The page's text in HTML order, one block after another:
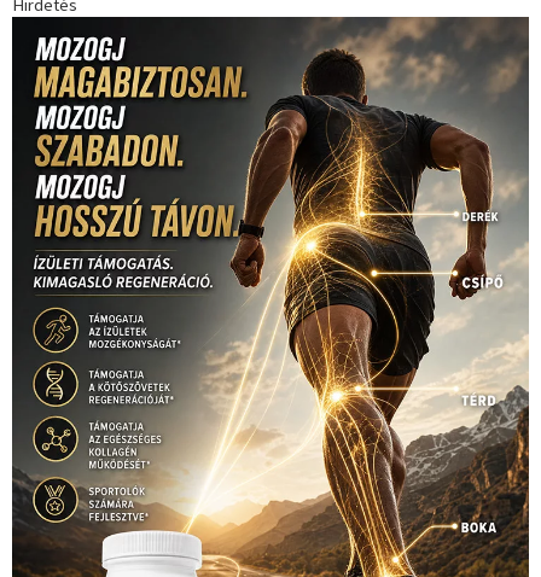
(181)Jégkorong(148)kajakkenu(138)karate(168)kickbox(204)
kosárlabda(166) Lewis Hamilton(168)
magyar
labdarúgóválogatott(148)Mercedes (244) motorsport(153)
Opel
Dakar Team(132)Rali Világbajnokság (122) Rendezvény(142)
rio
2016(373)sport Sportime Magazin(128)szabadidősport
(316) Szalay Balázs(126) tenisz(416) táplálkozás(155)utazás
(126)Video(247)világbajnokság (162) Világkupa(129)
vitorlázás
(222) vívás(174) (197) Érdi Mária(130)életmód(416)
úszás(361)
Hirdetés